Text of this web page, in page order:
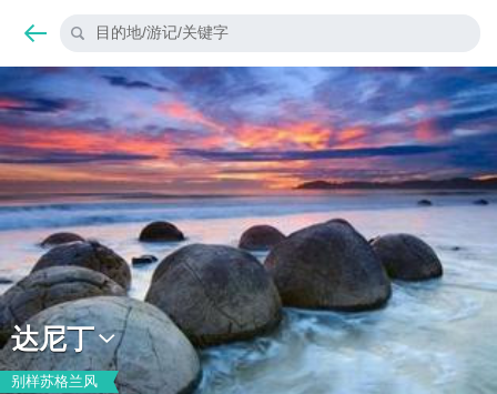
目的地/游记/关键字
达尼丁
别样苏格兰风